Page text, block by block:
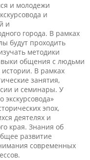
и молодежи
и
и
города. В рамках
будут проходить
методики
общения с людьми
В рамках
занятия,
и семинары. У
экскурсовода»
эпох,
деятелях и
края. Знания об
развитие
современных